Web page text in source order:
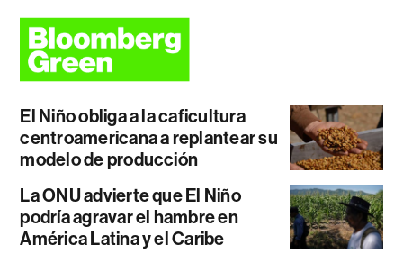
El Niño obliga a la caficultura
centroamericana a replantear su
modelo de producción
La ONU advierte que El Niño
podría agravar el hambre en
América Latina y el Caribe